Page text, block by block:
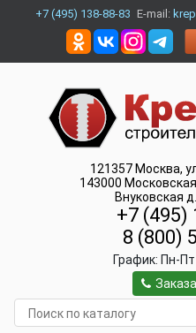
+7 (495) 138-88-83 E-mail:
121357 Москва,
143000
Внуковская
+7 (495)
8 (800)
График: Пн-